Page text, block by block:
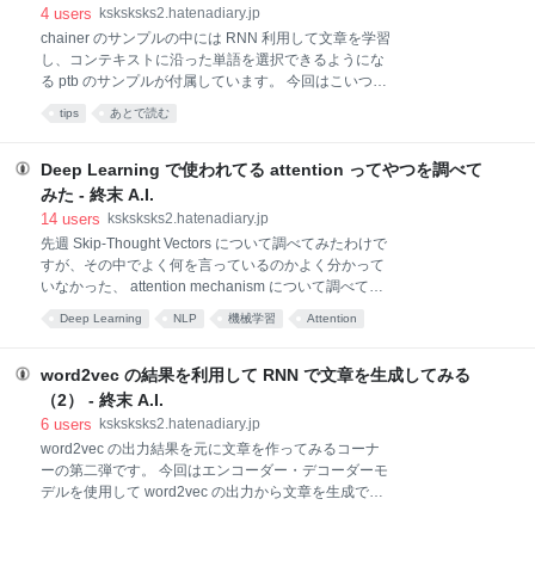
ものの一つになります。 この記事では、上記の論文で提案されているア
ルゴリズムの導入から、それを利用してどのように「詩」を生成するか
を解説していきたいと思います。 この論文の肝は、VAE（Variational
Autoencoder：変分オートエンコーダ）を利用して、文
4 users
ksksksks2.hatenadiary.jp
chainer のサンプルの中には RNN 利用して文章を学習
し、コンテキストに沿った単語を選択できるようにな
る ptb のサンプルが付属しています。 今回はこいつを
ちょっと改造して、単語の識別IDではなく、word2vec
で生成したベクトルを用いて ptb サンプルと同じこと
の仕様理解ができていなかったようで、一切パラメー
ター更新ができておらず、4000円ほどドブに捨てる結
果となってしまいました。辛すぎる！ そういうわけで
きなかったという記録のみ記載しておきたいと思いま
す。原因分かり次第、追記か別記事を書きます。 今回
学習がうまくいかなかったモデルは以下のように実装
しました。元の ptb サンプルから embedID のレイヤ
tips あとで読む
Deep Learning で使われてる attention ってやつを調べて
みた - 終末 A.I.
14 users
ksksksks2.hatenadiary.jp
先週 Skip-Thought Vectors について調べてみたわけで
すが、その中でよく何を言っているのかよく分かって
いなかった、 attention mechanism について調べてみ
ました。 調べるにあたって、最近のDeep Learning
(NLP) 界隈におけるAttention事情 が大変参考になりま
エンコーダー・デコーダーモデルにおける attention に
ついて簡単に説明すると、入力情報全体ではなく、そ
の一部のみを特にフォーカスしたベクトルをデコーダ
コードの特定のタイミングにだけ必要になる入力情報
を精度よく出力に反映させることができるようになり
ます。 これだけでは何のことかちょっと分かりにくい
Deep Learning NLP 機械学習 Attention
word2vec の結果を利用して RNN で文章を生成してみる
（2） - 終末 A.I.
6 users
ksksksks2.hatenadiary.jp
word2vec の出力結果を元に文章を作ってみるコーナ
ーの第二弾です。 今回はエンコーダー・デコーダーモ
デルを使用して word2vec の出力から文章を生成でき